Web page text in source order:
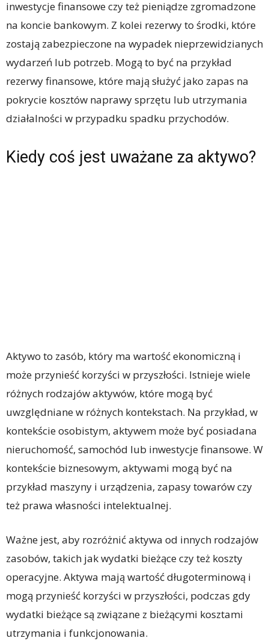
inwestycje finansowe czy też pieniądze zgromadzone
na koncie bankowym. Z kolei rezerwy to środki, które
zostają zabezpieczone na wypadek nieprzewidzianych
wydarzeń lub potrzeb. Mogą to być na przykład
rezerwy finansowe, które mają służyć jako zapas na
pokrycie kosztów naprawy sprzętu lub utrzymania
działalności w przypadku spadku przychodów.
Kiedy coś jest uważane za aktywo?
Aktywo to zasób, który ma wartość ekonomiczną i
może przynieść korzyści w przyszłości. Istnieje wiele
różnych rodzajów aktywów, które mogą być
uwzględniane w różnych kontekstach. Na przykład, w
kontekście osobistym, aktywem może być posiadana
nieruchomość, samochód lub inwestycje finansowe. W
kontekście biznesowym, aktywami mogą być na
przykład maszyny i urządzenia, zapasy towarów czy
też prawa własności intelektualnej.
Ważne jest, aby rozróżnić aktywa od innych rodzajów
zasobów, takich jak wydatki bieżące czy też koszty
operacyjne. Aktywa mają wartość długoterminową i
mogą przynieść korzyści w przyszłości, podczas gdy
wydatki bieżące są związane z bieżącymi kosztami
utrzymania i funkcjonowania.